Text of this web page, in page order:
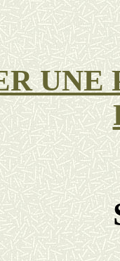
UNE